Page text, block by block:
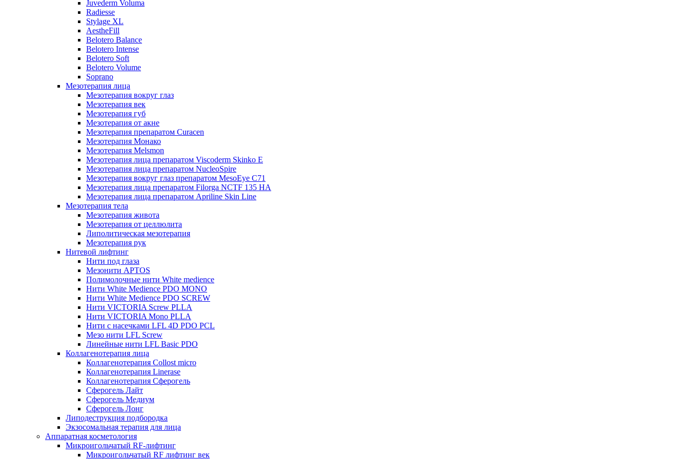
Juvederm Voluma
Radiesse
Stylage XL
AestheFill
Belotero Balance
Belotero Intense
Belotero Soft
Belotero Volume
Soprano
Мезотерапия лица
Мезотерапия вокруг глаз
Мезотерапия век
Мезотерапия губ
Мезотерапия от акне
Мезотерапия препаратом Curacen
Мезотерапия Монако
Мезотерапия Melsmon
Мезотерапия лица препаратом Viscoderm Skinko E
Мезотерапия лица препаратом NucleoSpire
Мезотерапия вокруг глаз препаратом MesoEye С71
Мезотерапия лица препаратом Filorga NCTF 135 HA
Мезотерапия лица препаратом Apriline Skin Line
Мезотерапия тела
Мезотерапия живота
Мезотерапия от целлюлита
Липолитическая мезотерапия
Мезотерапия рук
Нитевой лифтинг
Нити под глаза
Мезонити APTOS
Полимолочные нити White medience
Нити White Medience PDO MONO
Нити White Medience PDO SCREW
Нити VICTORIA Screw PLLA
Нити VICTORIA Mono PLLA
Нити с насечками LFL 4D PDO PCL
Мезо нити LFL Screw
Линейные нити LFL Basic PDO
Коллагенотерапия лица
Коллагенотерапия Collost micro
Коллагенотерапия Linerase
Коллагенотерапия Сферогель
Сферогель Лайт
Сферогель Медиум
Сферогель Лонг
Липодеструкция подбородка
Экзосомальная терапия для лица
Аппаратная косметология
Микроигольчатый RF-лифтинг
Микроигольчатый RF лифтинг век